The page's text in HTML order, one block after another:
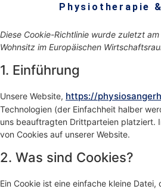
Physiotherapie
Diese Cookie-Richtlinie wurde zuletzt
Wohnsitz im Europäischen
1. Einführung
Unsere Website, https://
Technologien (der Einfachheit halber
uns beauftragten Drittparteien platziert.
von Cookies auf unserer Website.
2. Was sind Cookies?
Ein Cookie ist eine einfache kleine